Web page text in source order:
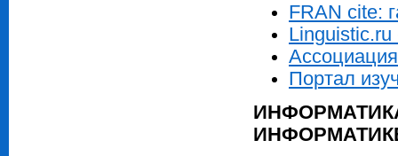
FRAN cite:
Linguistic.ru
Портал